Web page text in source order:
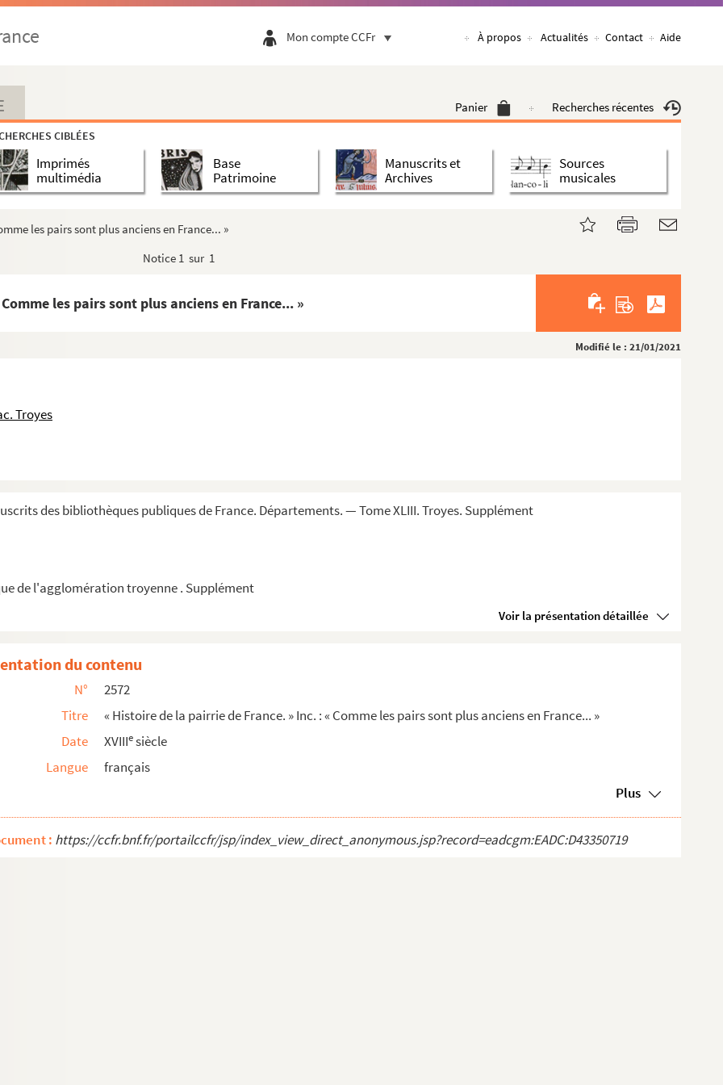
Mon compte CCFr À propos Actualités Contact Aide
Panier Recherches récentes
CIBLÉES
Imprimés
multimédia
Base
Patrimoine
Manuscrits et
Archives
Sources
musicales
les pairs sont plus anciens en France... »
Notice 1 sur 1
les pairs sont plus anciens en France... »
Modifié le : 21/01/2021
Troyes
des bibliothèques publiques de France. Départements. — Tome XLIII. Troyes. Supplément
de l'agglomération troyenne . Supplément
Voir la présentation détaillée
X. Pernet, dans l'affaire Harmand, et pièce...
la ville de Troyes, capitale de la provin...
entrées des évêques de Troyes, et sur le...
évêque de Troyes, et à M. de Cussy, soi-d...
la paroisse des Saints-Loup-et-Gilles, à Paris
de Saint-André-lez-Troyes
Cour), sur la mort de Jacques II, roi d'...
au général vicomte de Rambourgt, comm...
Étienne de Troyes
et Pardulum episcopos »
interdiction aux chapitres de la cath...
faite au Roy (Charles IX) au chast...
christianae usu. » Deux copies présentant c...
sont plus anciens en France... »
noces avec le roi des Romains »
de Troyes
sur l'original qui est dans la Bi...
et lois constitutifs de la munici...
Jacques Guillemet, hôtelier de l'
diocèse de Troyes, de présent occupée par de...
son antiquité, son gouvernement civil, poli...
alphabetico digestus »
Étienne de Troyes
du contenu
N°
2572
Titre
« Histoire de la pairrie de France. » Inc. : « Comme les pairs sont plus anciens en France... »
Date
XVIIIesiècle
Langue
français
Plus
: https://ccfr.bnf.fr/portailccfr/jsp/index_view_direct_anonymous.jsp?record=eadcgm:EADC:D43350719